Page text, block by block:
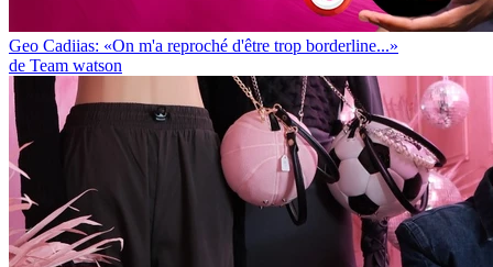
Geo Cadiias: «On m'a reproché d'être trop borderline...»
de Team watson